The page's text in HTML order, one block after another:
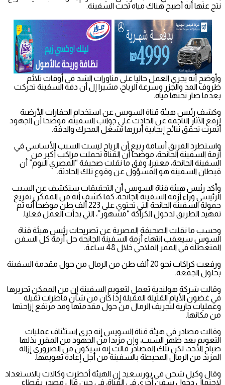
نتج عنها أنه أصبح هناك مياه تحت السفينة.
وأوضح أنه يجري العمل حاليا على مناورات الشد في أوقات تلائم
ظروف المد والجزر وسرعة الرياح، مشيرا إل أن دفة السفينة تحركت
بعدما صار تحتها مياه.
وكشف رئيس هيئة قناة السويس عن استخدام الحفارات الأرضية
لرفع الآثار الناجمة عن الحادث على جوانب السفينة، موضحا أن الجهود
أثمرت تحقق نتائج إيجابية أبرزها تشغل المحرك والدفة.
واستطرد الفريق أسامة ربيع أن الرياح ليست السبب الأساسي في
أزمة السفينة الجانحة، موضحا أن القناة تحملت مراكب أكبر من
السفينة الجانحة، معتبرا، وفق ما نقلت صحيفة “المصري اليوم” أن
قبطان السفينة هو المسؤول عن وقوع تلك الحادثة.
وأكد رئيس هيئة قناة السويس أن التحقيقات ستكشف عن السبب
الرئيسي وراء أزمة السفينة الجانحة، كما كشف أنه من الممكن تفريغ
حمولة السفينة الجانحة التي تحتوي على 223 ألف طن موضحا أنه تم
تمهيد الطريق لدخول الكراكة “مشهور”، التي بدأت العمل فعليا.
وحسب ما نقلت الصحيفة المصرية عن تصريحات رئيس هيئة قناة
السوس سيعقب انتهاء أزمة السفينة الجانحة حل أزمة كل السفن
المتعطلة في الممر الملاحي خلال 48 ساعة.
ورفعت كراكات نحو 20 ألف طن من الرمال من حول مقدمة السفينة
بحلول الجمعة.
وقالت شركة هولندية تعمل لتعويم السفينة إن من الممكن تحريرها
في غضون الأيام القليلة المقبلة إذا كان من شأن قاطرات ثقيلة
وعمليات جارية لتجريف الرمال من حول مقدمتها ومد مرتفع إزاحتها
من مكانها.
وقالت مصادر في هيئة قناة السويس إنه جرى استئناف عمليات
التعويم بعد ظهر السبت، وإن مزيدا من الجهود من المقرر بذلها
صباح الأحد، لكن تلك المصادر قالت إنه سيكون من الضروري إزالة
المزيد من الرمال المحيطة بالسفينة من أجل إعادة تعويمها.
وقال وكيل شحن في بورسعيد إن الهيئة أخطرت وكالات بالاستعداد
لاحتمال دخول سفن أخرى في القناة، في حين قال مصدر بقطاع